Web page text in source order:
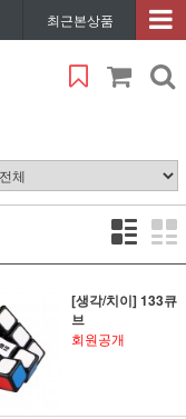
최근본상품
[생각/치이] 133큐
브
회원공개